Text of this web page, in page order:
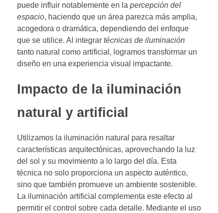
puede influir notablemente en la percepción del
espacio, haciendo que un área parezca más amplia,
acogedora o dramática, dependiendo del enfoque
que se utilice. Al integrar técnicas de iluminación
tanto natural como artificial, logramos transformar un
diseño en una experiencia visual impactante.
Impacto de la iluminación
natural y artificial
Utilizamos la iluminación natural para resaltar
características arquitectónicas, aprovechando la luz
del sol y su movimiento a lo largo del día. Esta
técnica no solo proporciona un aspecto auténtico,
sino que también promueve un ambiente sostenible.
La iluminación artificial complementa este efecto al
permitir el control sobre cada detalle. Mediante el uso